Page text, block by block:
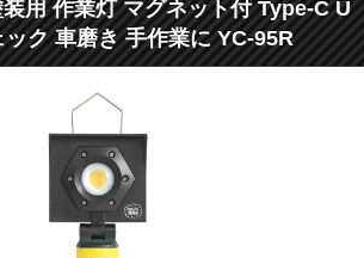
用 作業灯 マグネット付 Type-C U
ク 車磨き 手作業に YC-95R